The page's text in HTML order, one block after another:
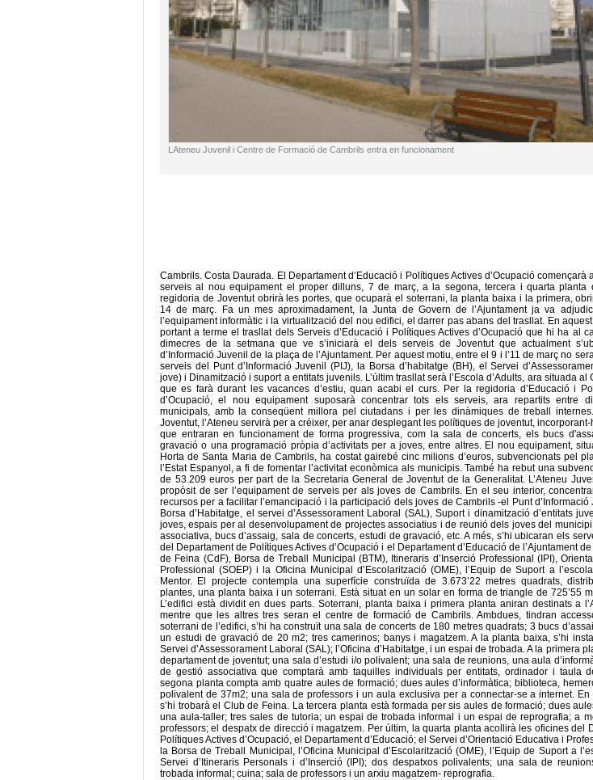
LAteneu Juvenil i Centre de Formació de Cambrils entra en funcionament
Cambrils. Costa Daurada. El Departament d’Educació i Polítiques Actives d’Ocupació començarà
serveis al nou equipament el proper dilluns, 7 de març, a la segona, tercera i quarta planta
regidoria de Joventut obrirà les portes, que ocuparà el soterrani, la planta baixa i la primera,
14 de març. Fa un mes aproximadament, la Junta de Govern de l’Ajuntament ja va
l’equipament informàtic i la virtualització del nou edifici, el darrer pas abans del trasllat. En aquest
portant a terme el trasllat dels Serveis d’Educació i Polítiques Actives d’Ocupació que hi ha al
dimecres de la setmana que ve s’iniciarà el dels serveis de Joventut que actualment
d’Informació Juvenil de la plaça de l’Ajuntament. Per aquest motiu, entre el 9 i l’11 de març no
serveis del Punt d’Informació Juvenil (PIJ), la Borsa d’habitatge (BH), el Servei
jove) i Dinamització i suport a entitats juvenils. L’últim trasllat serà l’Escola d’Adults, ara situada al
que es farà durant les vacances d’estiu, quan acabi el curs. Per la regidoria d’Educació i
d’Ocupació, el nou equipament suposarà concentrar tots els serveis, ara repartits entre
municipals, amb la conseqüent millora pel ciutadans i per les dinàmiques de treball
Joventut, l’Ateneu servirà per a créixer, per anar desplegant les polítiques de joventut,
que entraran en funcionament de forma progressiva, com la sala de concerts, els bucs
gravació o una programació pròpia d’activitats per a joves, entre altres. El nou equipament,
Horta de Santa Maria de Cambrils, ha costat gairebé cinc milions d’euros, subvencionats pel
l’Estat Espanyol, a fi de fomentar l’activitat econòmica als municipis. També ha rebut una
de 53.209 euros per part de la Secretaria General de Joventut de la Generalitat. L’Ateneu
propòsit de ser l’equipament de serveis per als joves de Cambrils. En el seu interior,
recursos per a facilitar l’emancipació i la participació dels joves de Cambrils -el Punt d’Informació
Borsa d’Habitatge, el servei d’Assessorament Laboral (SAL), Suport i dinamització d’entitats
joves, espais per al desenvolupament de projectes associatius i de reunió dels joves del
associativa, bucs d’assaig, sala de concerts, estudi de gravació, etc. A més, s’hi ubicaran els
del Departament de Polítiques Actives d’Ocupació i el Departament d’Educació de l’Ajuntament
de Feina (CdF), Borsa de Treball Municipal (BTM), Itineraris d’Inserció Professional (IPI),
Professional (SOEP) i la Oficina Municipal d’Escolarització (OME), l’Equip de Suport a
Mentor. El projecte contempla una superfície construïda de 3.673’22 metres quadrats,
plantes, una planta baixa i un soterrani. Està situat en un solar en forma de triangle de 725’55
L’edifici està dividit en dues parts. Soterrani, planta baixa i primera planta aniran destinats a
mentre que les altres tres seran el centre de formació de Cambrils. Ambdues, tindran
soterrani de l’edifici, s’hi ha construït una sala de concerts de 180 metres quadrats; 3 bucs
un estudi de gravació de 20 m2; tres camerinos; banys i magatzem. A la planta baixa, s’hi
Servei d’Assessorament Laboral (SAL); l’Oficina d’Habitatge, i un espai de trobada. A la primera
departament de joventut; una sala d’estudi i/o polivalent; una sala de reunions, una aula
de gestió associativa que comptarà amb taquilles individuals per entitats, ordinador i taula
segona planta compta amb quatre aules de formació; dues aules d’informàtica; biblioteca,
polivalent de 37m2; una sala de professors i un aula exclusiva per a connectar-se a internet.
s’hi trobarà el Club de Feina. La tercera planta està formada per sis aules de formació; dues
una aula-taller; tres sales de tutoria; un espai de trobada informal i un espai de reprografia; a
professors; el despatx de direcció i magatzem. Per últim, la quarta planta acollirà les oficines del
Polítiques Actives d’Ocupació, el Departament d’Educació; el Servei d’Orientació Educativa i
la Borsa de Treball Municipal, l’Oficina Municipal d’Escolarització (OME), l’Equip de Suport a
Servei d’Itineraris Personals i d’Inserció (IPI); dos despatxos polivalents; una sala de
trobada informal; cuina; sala de professors i un arxiu magatzem- reprografia.